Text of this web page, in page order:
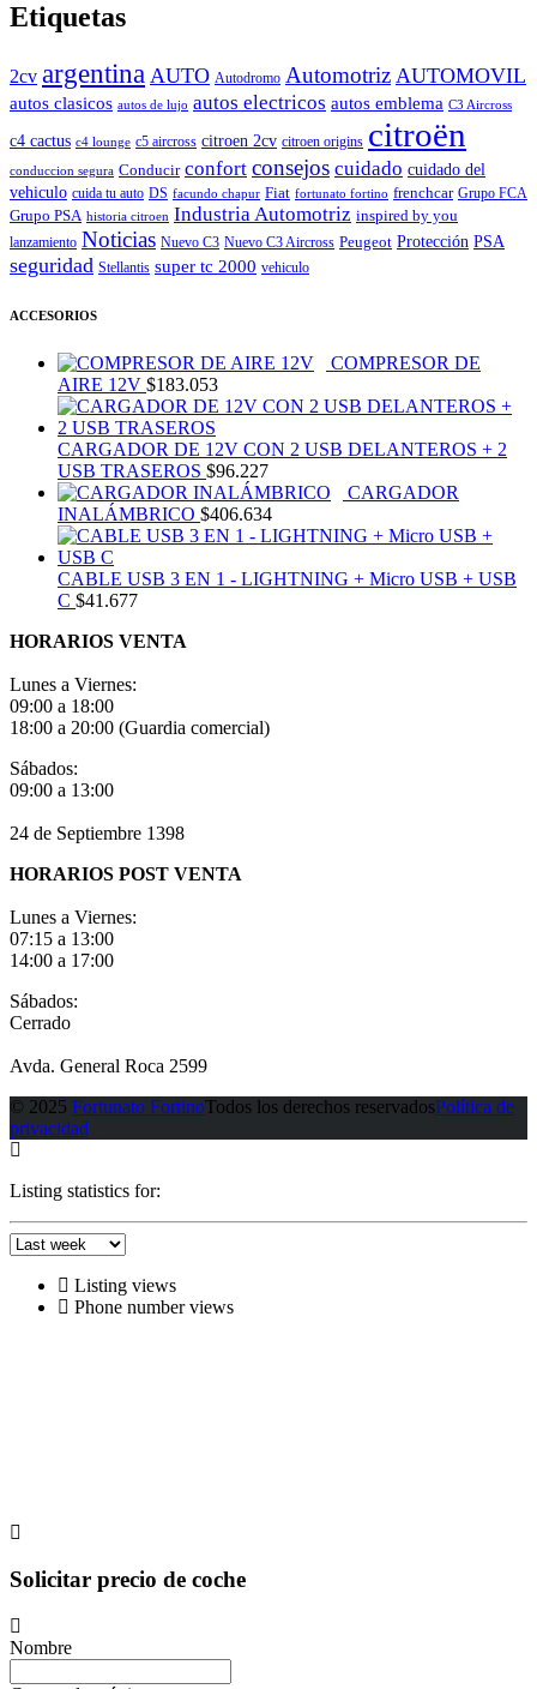
Etiquetas
2cv argentina AUTO Autodromo Automotriz AUTOMOVIL
autos clasicos autos de lujo autos electricos autos emblema C3 Aircross
c4 cactus c4 lounge c5 aircross citroen 2cv citroen origins citroën
conduccion segura Conducir confort consejos cuidado cuidado del
vehiculo cuida tu auto DS facundo chapur Fiat fortunato fortino frenchcar Grupo FCA
Grupo PSA historia citroen Industria Automotriz inspired by you
lanzamiento Noticias Nuevo C3 Nuevo C3 Aircross Peugeot Protección PSA
seguridad Stellantis super tc 2000 vehiculo
ACCESORIOS
COMPRESOR DE
AIRE 12V $183.053
CARGADOR DE 12V CON 2 USB DELANTEROS + 2
USB TRASEROS $96.227
CARGADOR
INALÁMBRICO $406.634
CABLE USB 3 EN 1 - LIGHTNING + Micro USB + USB
C $41.677
HORARIOS VENTA
Lunes a Viernes:
09:00 a 18:00
18:00 a 20:00 (Guardia comercial)
Sábados:
09:00 a 13:00
24 de Septiembre 1398
HORARIOS POST VENTA
Lunes a Viernes:
07:15 a 13:00
14:00 a 17:00
Sábados:
Cerrado
Avda. General Roca 2599
© 2025 Fortunato FortinoTodos los derechos reservadosPolítica de
privacidad
Listing statistics for:
Listing views
Phone number views
Solicitar precio de coche
Nombre